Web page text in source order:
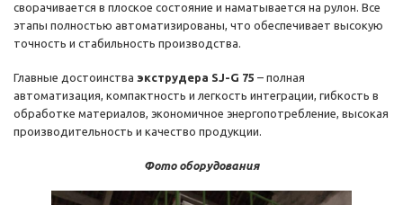
сворачивается в плоское состояние и наматывается на рулон. Все
этапы полностью автоматизированы, что обеспечивает высокую
точность и стабильность производства.
Главные достоинства экструдера SJ-G 75 – полная
автоматизация, компактность и легкость интеграции, гибкость в
обработке материалов, экономичное энергопотребление, высокая
производительность и качество продукции.
Фото оборудования